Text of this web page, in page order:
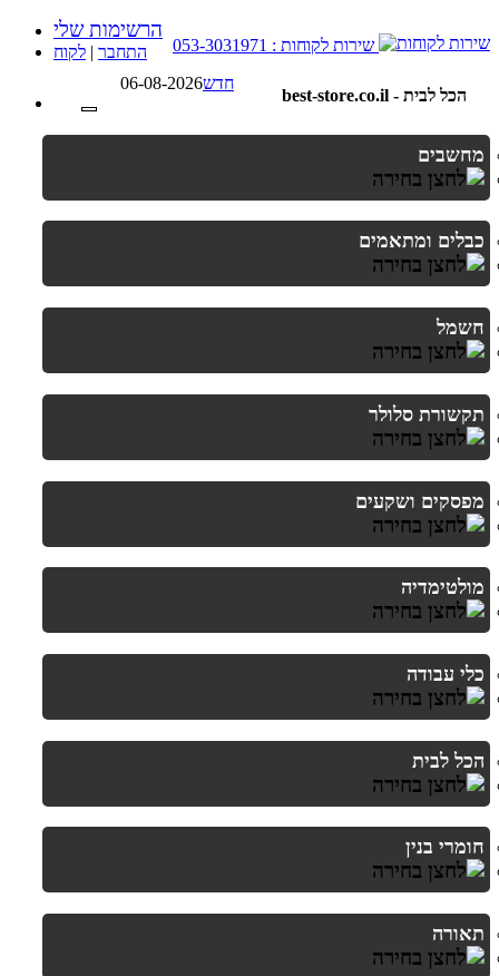
best-store.co.il - הכל לבית
06-08-2026
הרשימות שלי
התחבר | לקוח
חדש
מחשבים
כבלים ומתאמים
חשמל
תקשורת סלולר
מפסקים ושקעים
מולטימדיה
כלי עבודה
הכל לבית
חומרי בנין
תאורה